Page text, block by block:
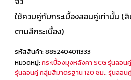
ใช้ควบคู่กับกระเบื้องลอนคู่เท่านั้น (
ตามสีกระเบื้อง)
รหัสสินค้า:8852404011333
หมวดหมู่:กระเบื้องมุงหลังคา SCG รุ่นลอน
รุ่นลอนคู่ กลุ่มสีมาตรฐาน 120 ซม., รุ่นลอน